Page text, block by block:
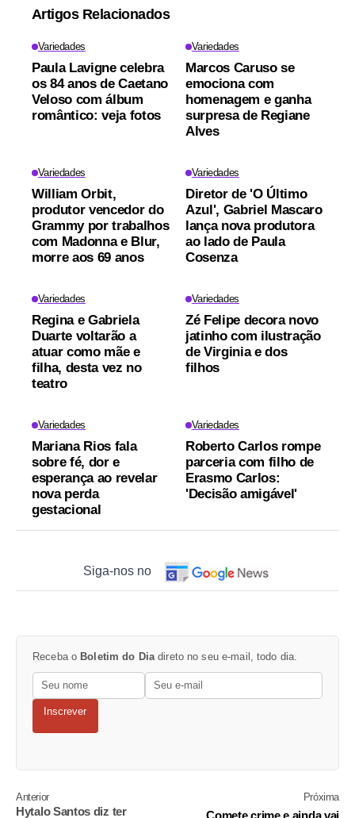
Artigos Relacionados
Variedades
Paula Lavigne celebra
os 84 anos de Caetano
Veloso com álbum
romântico: veja fotos
Variedades
Marcos Caruso se
emociona com
homenagem e ganha
surpresa de Regiane
Alves
Variedades
William Orbit,
produtor vencedor do
Grammy por trabalhos
com Madonna e Blur,
morre aos 69 anos
Variedades
Diretor de 'O Último
Azul', Gabriel Mascaro
lança nova produtora
ao lado de Paula
Cosenza
Variedades
Regina e Gabriela
Duarte voltarão a
atuar como mãe e
filha, desta vez no
teatro
Variedades
Zé Felipe decora novo
jatinho com ilustração
de Virginia e dos
filhos
Variedades
Mariana Rios fala
sobre fé, dor e
esperança ao revelar
nova perda
gestacional
Variedades
Roberto Carlos rompe
parceria com filho de
Erasmo Carlos:
'Decisão amigável'
Siga-nos no
Receba o Boletim do Diadireto no seu e-mail, todo dia.
Inscrever
Anterior
Hytalo Santos diz ter
Próxima
Comete crime e ainda vai